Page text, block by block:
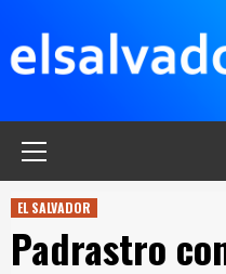
contenido
EL SALVADOR
Padrastro